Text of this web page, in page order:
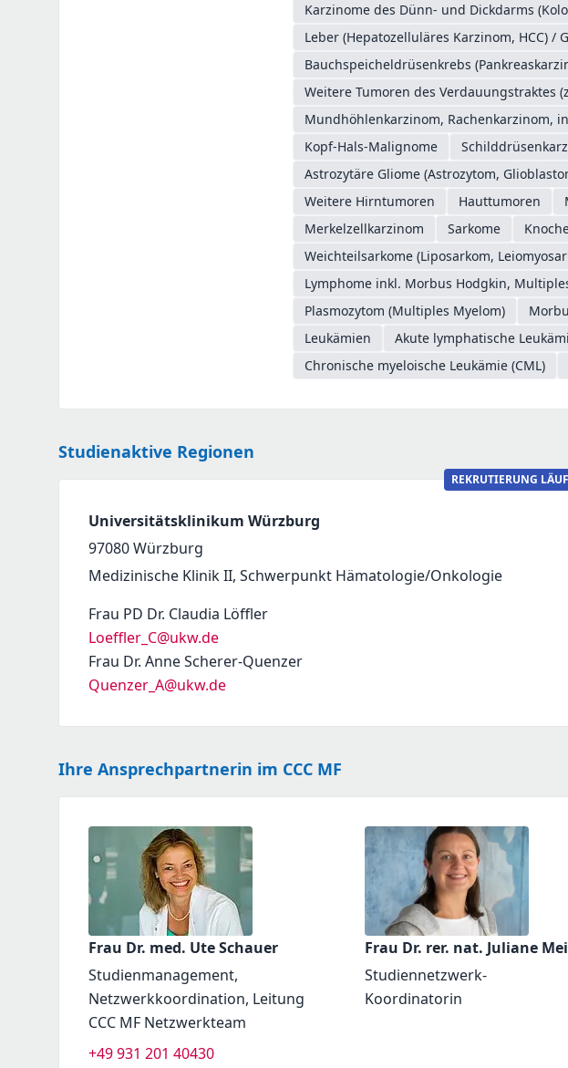
Karzinome des Dünn- und Dickdarms
Leber (Hepatozelluläres Karzinom, HCC) /
Bauchspeicheldrüsenkrebs
Weitere Tumoren des Verdauungstraktes
Mundhöhlenkarzinom, Rachenkarzinom,
Kopf-Hals-Malignome
Astrozytäre Gliome (Astrozytom,
Weitere Hirntumoren
Hauttumoren
Merkelzellkarzinom
Sarkome
Weichteilsarkome (Liposarkom,
Lymphome inkl. Morbus Hodgkin,
Plasmozytom (Multiples Myelom)
Leukämien
Akute lymphatische
Chronische myeloische Leukämie (CML)
Studienaktive Regionen
REKRUTIERUNG
Universitätsklinikum Würzburg
97080Würzburg
Medizinische Klinik II, Schwerpunkt Hämatologie/Onkologie
Frau PD Dr. Claudia Löffler
Loeffler_C@ukw.de
Frau Dr. Anne Scherer-Quenzer
Quenzer_A@ukw.de
Ihre Ansprechpartnerin im CCC MF
Frau Dr. med. Ute Schauer
Studienmanagement,
Netzwerkkoordination, Leitung
CCC MF Netzwerkteam
+49 931 201 40430
Frau Dr. rer. nat. Juliane
Studiennetzwerk-
Koordinatorin